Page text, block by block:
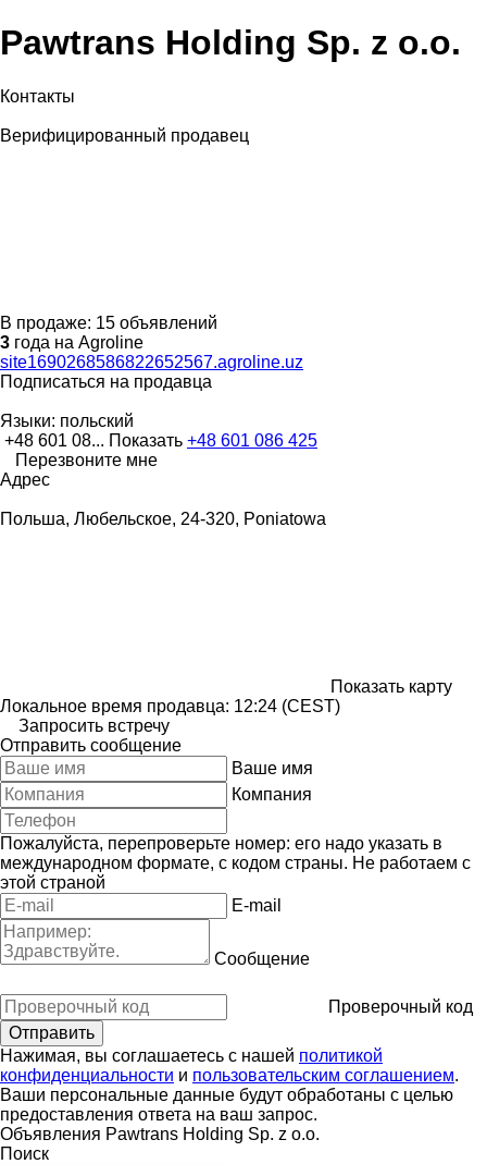
Pawtrans Holding Sp. z o.o.
Контакты
Верифицированный продавец
В продаже: 15 объявлений
3 года на Agroline
site1690268586822652567.agroline.uz
Подписаться на продавца
Языки: польский
+48 601 08... Показать +48 601 086 425
Перезвоните мне
Адрес
Польша, Любельское, 24-320, Poniatowa
Показать карту
Локальное время продавца: 12:24 (CEST)
Запросить встречу
Отправить сообщение
Ваше имя
Компания
Пожалуйста, перепроверьте номер: его надо указать в
международном формате, с кодом страны. Не работаем с
этой страной
E-mail
Сообщение
Проверочный код
Нажимая, вы соглашаетесь с нашей политикой
конфиденциальности и пользовательским соглашением.
Ваши персональные данные будут обработаны с целью
предоставления ответа на ваш запрос.
Объявления Pawtrans Holding Sp. z o.o.
Поиск